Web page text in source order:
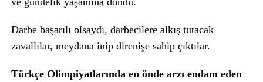
Darbe başarılı olsaydı, darbecilere alkış tutacak
zavallılar, meydana inip direnişe sahip çıktılar.
Türkçe Olimpiyatlarında en önde arzı endam eden